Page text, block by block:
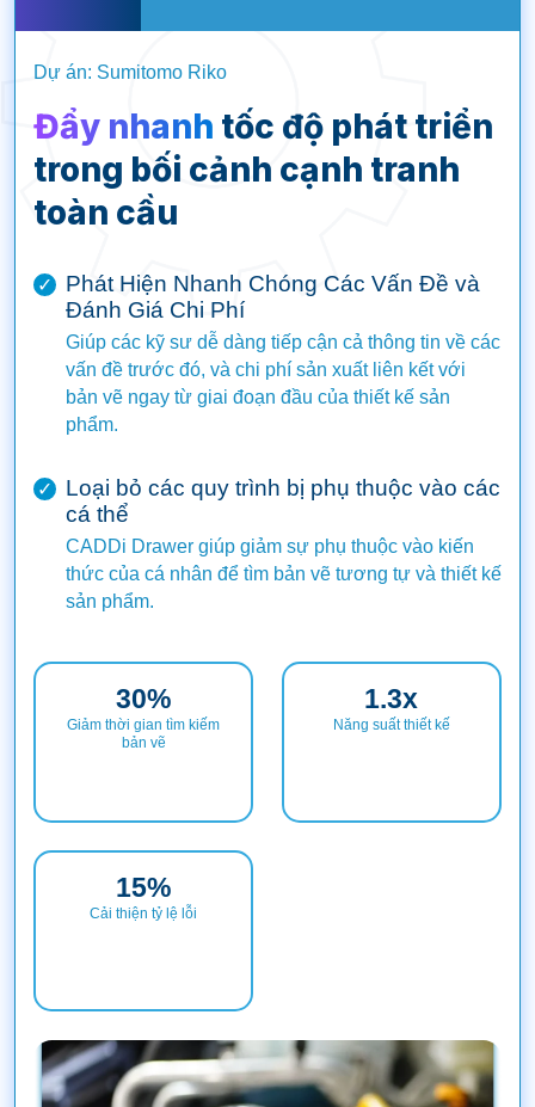
Dự án: Sumitomo Riko
Đẩy nhanh tốc độ phát triển
trong bối cảnh cạnh tranh
toàn cầu
✓
Phát Hiện Nhanh Chóng Các Vấn Đề và
Đánh Giá Chi Phí
Giúp các kỹ sư dễ dàng tiếp cận cả thông tin về các
vấn đề trước đó, và chi phí sản xuất liên kết với
bản vẽ ngay từ giai đoạn đầu của thiết kế sản
phẩm.
✓
Loại bỏ các quy trình bị phụ thuộc vào các
cá thể
CADDi Drawer giúp giảm sự phụ thuộc vào kiến
thức của cá nhân để tìm bản vẽ tương tự và thiết kế
sản phẩm.
30%
Giảm thời gian tìm kiếm
bản vẽ
1.3x
Năng suất thiết kế
15%
Cải thiện tỷ lệ lỗi